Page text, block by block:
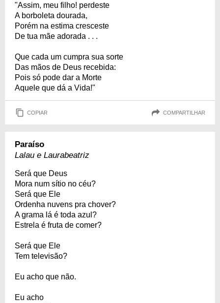
"Assim, meu filho! perdeste
A borboleta dourada,
Porém na estima cresceste
De tua mãe adorada . . .
Que cada um cumpra sua sorte
Das mãos de Deus recebida:
Pois só pode dar a Morte
Aquele que dá a Vida!"
COPIAR COMPARTILHAR
Paraíso
Lalau e Laurabeatriz
Será que Deus
Mora num sítio no céu?
Será que Ele
Ordenha nuvens pra chover?
A grama lá é toda azul?
Estrela é fruta de comer?
Será que Ele
Tem televisão?
Eu acho que não.
Eu acho